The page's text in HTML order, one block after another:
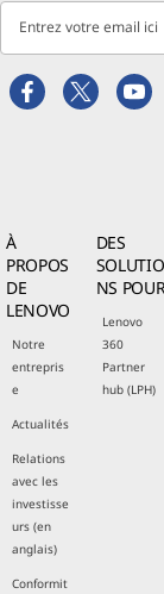
Entrez votre email ici
À
PROPOS
DE
LENOVO
Notre
entrepris
e
Actualités
Relations
avec les
investisse
urs (en
anglais)
Conformit
DES
SOLUTIO
NS
Lenovo
360
Partner
hub (LPH)